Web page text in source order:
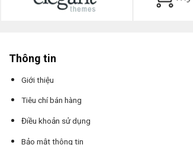
Thông tin
Giới thiệu
Tiêu chí bán hàng
Điều khoản sử dụng
Bảo mật thông tin